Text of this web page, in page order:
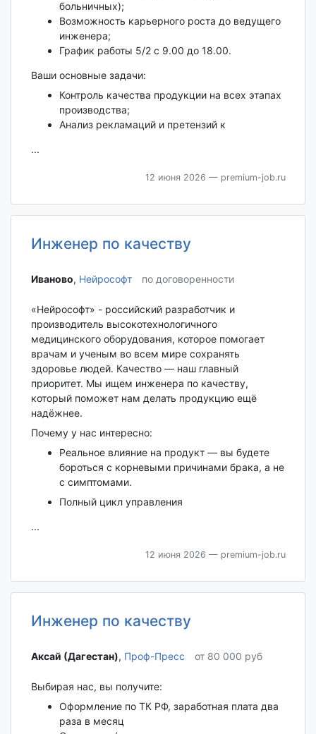
больничных);
Возможность карьерного роста до ведущего
инженера;
График работы 5/2 с 9.00 до 18.00.
Ваши основные задачи:
Контроль качества продукции на всех этапах
производства;
Анализ рекламаций и претензий к
...
12 июня 2026 — premium-job.ru
Инженер по качеству
Иваново‎, Нейрософт по договоренности
«Нейрософт» - российский разработчик и
производитель высокотехнологичного
медицинского оборудования, которое помогает
врачам и ученым во всем мире сохранять
здоровье людей. Качество — наш главный
приоритет. Мы ищем инженера по качеству,
который поможет нам делать продукцию ещё
надёжнее.​​​​​​​
Почему у нас интересно:
Реальное влияние на продукт — вы будете
бороться с корневыми причинами брака, а не
с симптомами.
Полный цикл управления
...
12 июня 2026 — premium-job.ru
Инженер по качеству
Аксай (Дагестан)‎, Проф-Пресс от 80 000 руб
Выбирая нас, вы получите:
Оформление по ТК РФ, заработная плата два
раза в месяц